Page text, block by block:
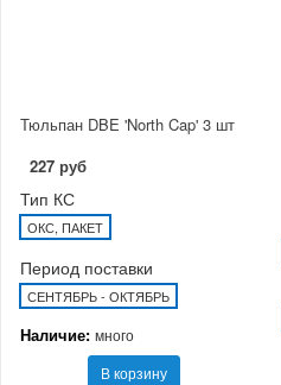
Тюльпан DBE 'North Cap' 3 шт
227 руб
Тип КС
ОКС, ПАКЕТ
Период поставки
СЕНТЯБРЬ - ОКТЯБРЬ
Наличие: много
В корзину